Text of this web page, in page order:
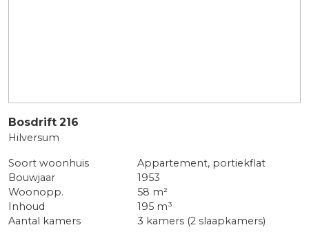
Bosdrift 216
Hilversum
Soort woonhuis
Appartement, portiekflat
Bouwjaar
1953
Woonopp.
58 m²
Inhoud
195 m³
Aantal kamers
3 kamers (2 slaapkamers)